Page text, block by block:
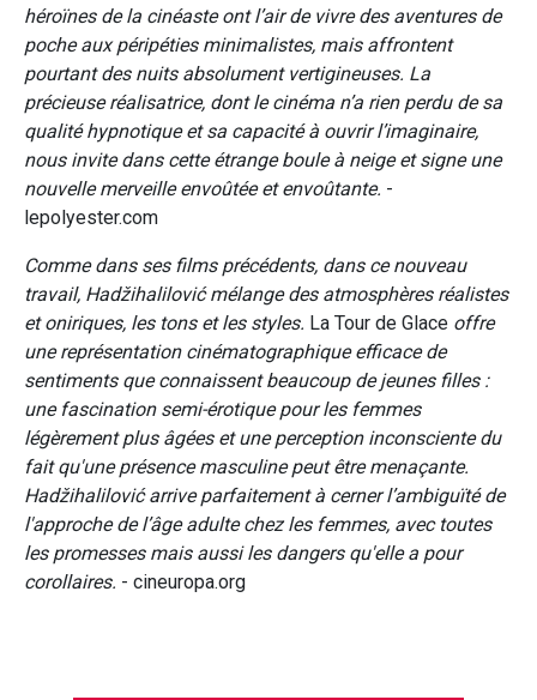
héroïnes de la cinéaste ont l’air de vivre des aventures de
poche aux péripéties minimalistes, mais affrontent
pourtant des nuits absolument vertigineuses. La
précieuse réalisatrice, dont le cinéma n’a rien perdu de sa
qualité hypnotique et sa capacité à ouvrir l’imaginaire,
nous invite dans cette étrange boule à neige et signe une
nouvelle merveille envoûtée et envoûtante. -
lepolyester.com
Comme dans ses films précédents, dans ce nouveau
travail, Hadžihalilović mélange des atmosphères réalistes
et oniriques, les tons et les styles. La Tour de Glace offre
une représentation cinématographique efficace de
sentiments que connaissent beaucoup de jeunes filles :
une fascination semi-érotique pour les femmes
légèrement plus âgées et une perception inconsciente du
fait qu'une présence masculine peut être menaçante.
Hadžihalilović arrive parfaitement à cerner l’ambiguïté de
l'approche de l’âge adulte chez les femmes, avec toutes
les promesses mais aussi les dangers qu'elle a pour
corollaires. - cineuropa.org